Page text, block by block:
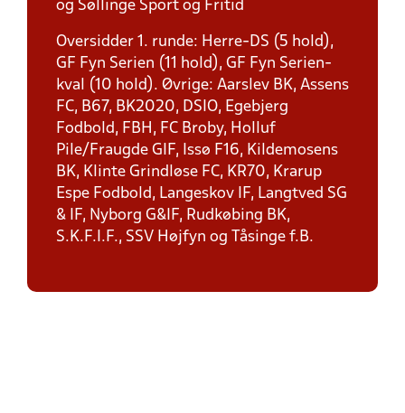
og Søllinge Sport og Fritid
Oversidder 1. runde: Herre-DS (5 hold),
GF Fyn Serien (11 hold), GF Fyn Serien-
kval (10 hold). Øvrige: Aarslev BK, Assens
FC, B67, BK2020, DSIO, Egebjerg
Fodbold, FBH, FC Broby, Holluf
Pile/Fraugde GIF, Issø F16, Kildemosens
BK, Klinte Grindløse FC, KR70, Krarup
Espe Fodbold, Langeskov IF, Langtved SG
& IF, Nyborg G&IF, Rudkøbing BK,
S.K.F.I.F., SSV Højfyn og Tåsinge f.B.